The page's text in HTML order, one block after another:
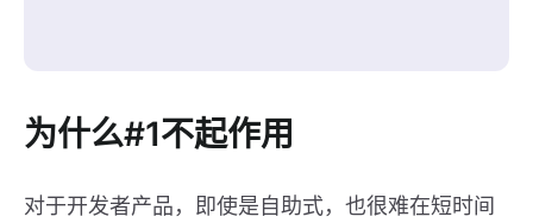
为什么#1不起作用
对于开发者产品，即使是自助式，也很难在短时间